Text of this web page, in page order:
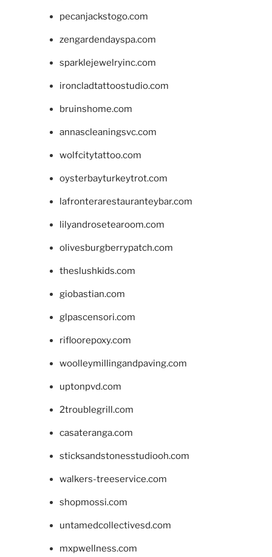
pecanjackstogo.com
zengardendayspa.com
sparklejewelryinc.com
ironcladtattoostudio.com
bruinshome.com
annascleaningsvc.com
wolfcitytattoo.com
oysterbayturkeytrot.com
lafronterarestauranteybar.com
lilyandrosetearoom.com
olivesburgberrypatch.com
theslushkids.com
giobastian.com
glpascensori.com
rifloorepoxy.com
woolleymillingandpaving.com
uptonpvd.com
2troublegrill.com
casateranga.com
sticksandstonesstudiooh.com
walkers-treeservice.com
shopmossi.com
untamedcollectivesd.com
mxpwellness.com